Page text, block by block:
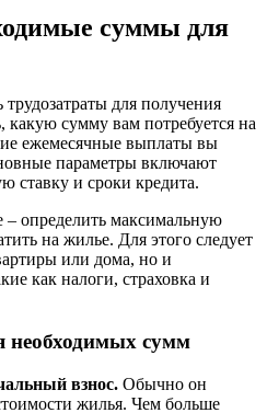
суммы для
для получения
какую сумму вам потребуется на
ежемесячные выплаты вы
параметры включают
ставку и сроки кредита.
определить максимальную
на жилье. Для этого следует
или дома, но и
как налоги, страховка и
необходимых сумм
взнос. Обычно он
жилья. Чем больше